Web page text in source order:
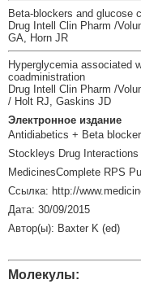
Beta-blockers and glucose
Drug Intell Clin Pharm /
GA, Horn JR
Hyperglycemia associated
coadministration
Drug Intell Clin Pharm /
/ Holt RJ, Gaskins JD
Электронное издание
Antidiabetics + Beta
Stockleys Drug Interactions
MedicinesComplete RPS
Ссылка: http://
Дата: 30/09/2015
Автор(ы): Baxter K (ed)
Молекулы: